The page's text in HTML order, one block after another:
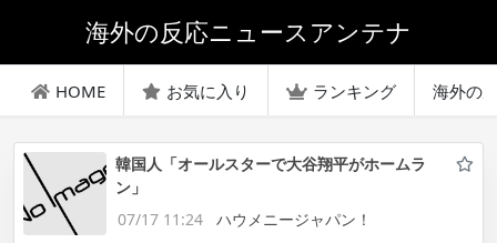
海外の反応ニュースアンテナ
HOME お気に入り ランキング 海外の
韓国人「オールスターで大谷翔平がホームラ
ン」
07/17 11:24
ハウメニージャパン！